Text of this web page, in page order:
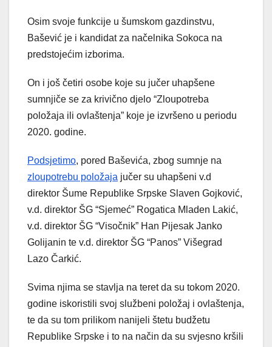
Osim svoje funkcije u šumskom gazdinstvu,
Bašević je i kandidat za načelnika Sokoca na
predstojećim izborima.
On i još četiri osobe koje su jučer uhapšene
sumnjiče se za krivično djelo “Zloupotreba
položaja ili ovlaštenja” koje je izvršeno u periodu
2020. godine.
Podsjetimo, pored Baševića, zbog sumnje na
zloupotrebu položaja jučer su uhapšeni v.d
direktor Šume Republike Srpske Slaven Gojković,
v.d. direktor ŠG “Sjemeć” Rogatica Mladen Lakić,
v.d. direktor ŠG “Visočnik” Han Pijesak Janko
Golijanin te v.d. direktor ŠG “Panos” Višegrad
Lazo Čarkić.
Svima njima se stavlja na teret da su tokom 2020.
godine iskoristili svoj službeni položaj i ovlaštenja,
te da su tom prilikom nanijeli štetu budžetu
Republike Srpske i to na način da su svjesno kršili